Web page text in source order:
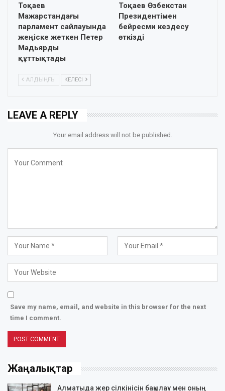
Тоқаев
Мажарстандағы
парламент сайлауында
жеңіске жеткен Петер
Мадьярды
құттықтады
Тоқаев Өзбекстан
Президентімен
бейресми кездесу
өткізді
АЛДЫҢҒЫ КЕЛЕСІ
LEAVE A REPLY
Your email address will not be published.
Save my name, email, and website in this browser for the next
time I comment.
Жаңалықтар
Алматыда жер сілкінісін бақылау мен оның